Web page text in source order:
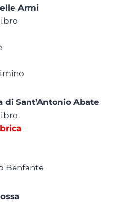
Armi
di Sant’Antonio Abate
Benfante